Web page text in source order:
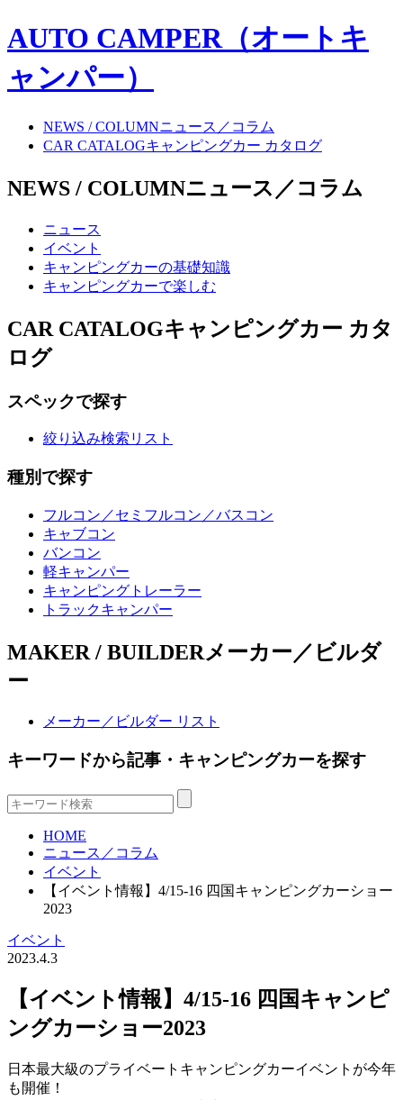
AUTO CAMPER（オートキ
ャンパー）
NEWS / COLUMNニュース／コラム
CAR CATALOGキャンピングカー カタログ
NEWS / COLUMNニュース／コラム
ニュース
イベント
キャンピングカーの基礎知識
キャンピングカーで楽しむ
CAR CATALOGキャンピングカー カタ
ログ
スペックで探す
絞り込み検索リスト
種別で探す
フルコン／セミフルコン／バスコン
キャブコン
バンコン
軽キャンパー
キャンピングトレーラー
トラックキャンパー
MAKER / BUILDERメーカー／ビルダ
ー
メーカー／ビルダー リスト
キーワードから記事・キャンピングカーを探す
HOME
ニュース／コラム
イベント
【イベント情報】4/15-16 四国キャンピングカーショー
2023
イベント
2023.4.3
【イベント情報】4/15-16 四国キャンピ
ングカーショー2023
日本最大級のプライベートキャンピングカーイベントが今年
も開催！